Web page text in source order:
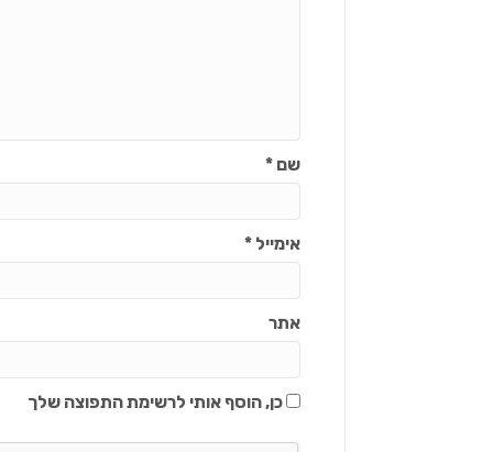
שם*
אימייל*
אתר
כן, הוסף אותי לרשימת התפוצה שלך